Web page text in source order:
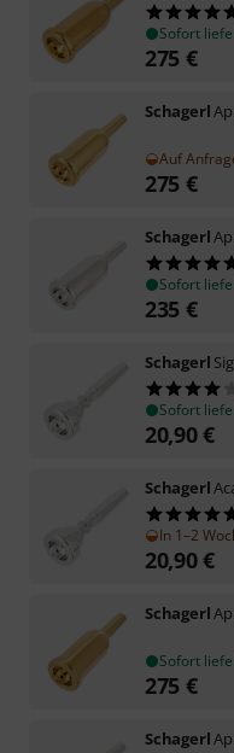
Sofort
275 €
Schagerl
Auf
275 €
Schagerl
Sofort
235 €
Schagerl
Sofort
20,90€
Schagerl
In 1–2
20,90€
Schagerl
Sofort
275 €
Schagerl